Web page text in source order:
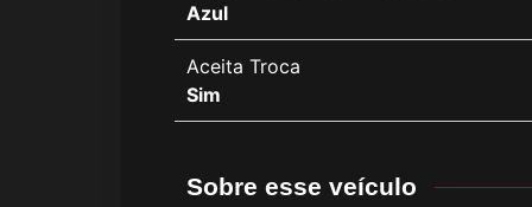
Azul
Aceita Troca
Sim
Sobre esse veículo